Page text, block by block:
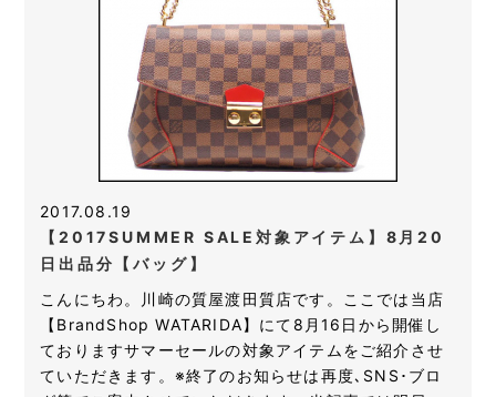
2017.08.19
【2017SUMMER SALE対象アイテム】8月20
日出品分【バッグ】
こんにちわ。川崎の質屋渡田質店です。ここでは当店
【BrandShop WATARIDA】にて8月16日から開催し
ておりますサマーセールの対象アイテムをご紹介させ
ていただきます。※終了のお知らせは再度､SNS･ブロ